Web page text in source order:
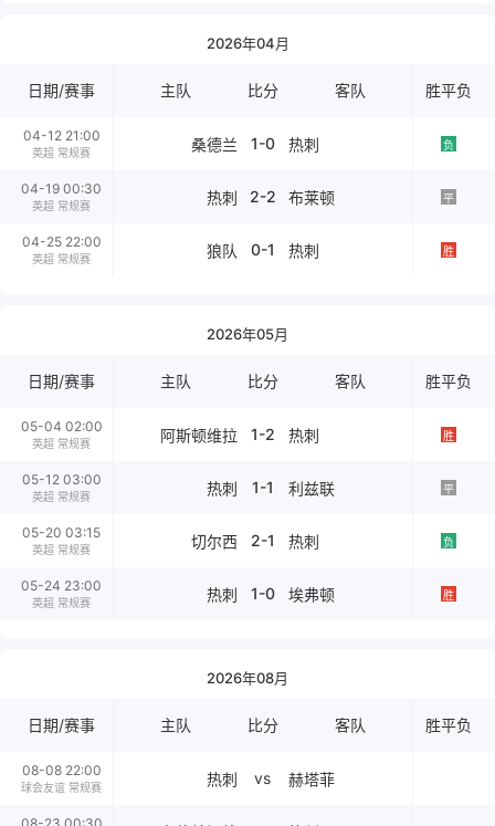
2026年04月
日期/赛事 主队 比分 客队 胜平负
04-12 21:00
英超 常规赛 桑德兰 1-0 热刺 负
04-19 00:30
英超 常规赛 热刺 2-2 布莱顿 平
04-25 22:00
英超 常规赛 狼队 0-1 热刺 胜
2026年05月
日期/赛事 主队 比分 客队 胜平负
05-04 02:00
英超 常规赛 阿斯顿维拉 1-2 热刺 胜
05-12 03:00
英超 常规赛 热刺 1-1 利兹联 平
05-20 03:15
英超 常规赛 切尔西 2-1 热刺 负
05-24 23:00
英超 常规赛 热刺 1-0 埃弗顿 胜
2026年08月
日期/赛事 主队 比分 客队 胜平负
08-08 22:00
球会友谊 常规赛 热刺 vs 赫塔菲